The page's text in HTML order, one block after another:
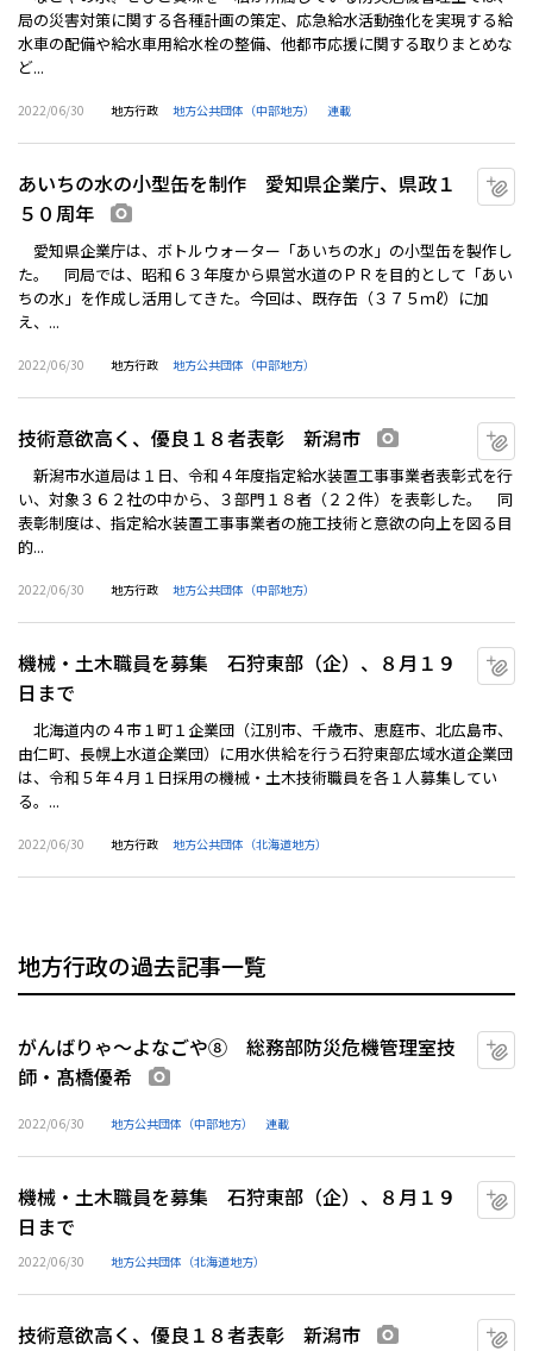
局の災害対策に関する各種計画の策定、応急給水活動強化を実現する給
水車の配備や給水車用給水栓の整備、他都市応援に関する取りまとめな
ど...
2022/06/30 地方行政 地方公共団体（中部地方） 連載
あいちの水の小型缶を制作 愛知県企業庁、県政１
５０周年
愛知県企業庁は、ボトルウォーター「あいちの水」の小型缶を製作し
た。 同局では、昭和６３年度から県営水道のＰＲを目的として「あい
ちの水」を作成し活用してきた。今回は、既存缶（３７５ｍℓ）に加
え、...
2022/06/30 地方行政 地方公共団体（中部地方）
技術意欲高く、優良１８者表彰 新潟市
新潟市水道局は１日、令和４年度指定給水装置工事事業者表彰式を行
い、対象３６２社の中から、３部門１８者（２２件）を表彰した。 同
表彰制度は、指定給水装置工事事業者の施工技術と意欲の向上を図る目
的...
2022/06/30 地方行政 地方公共団体（中部地方）
機械・土木職員を募集 石狩東部（企）、８月１９
日まで
北海道内の４市１町１企業団（江別市、千歳市、恵庭市、北広島市、
由仁町、長幌上水道企業団）に用水供給を行う石狩東部広域水道企業団
は、令和５年４月１日採用の機械・土木技術職員を各１人募集してい
る。...
2022/06/30 地方行政 地方公共団体（北海道地方）
地方行政の過去記事一覧
がんばりゃ～よなごや⑧ 総務部防災危機管理室技
師・髙橋優希
2022/06/30 地方公共団体（中部地方） 連載
機械・土木職員を募集 石狩東部（企）、８月１９
日まで
2022/06/30 地方公共団体（北海道地方）
技術意欲高く、優良１８者表彰 新潟市